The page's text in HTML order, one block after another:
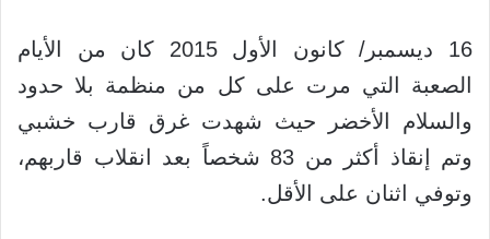
16 ديسمبر/ كانون الأول 2015 كان من الأيام
الصعبة التي مرت على كل من منظمة بلا حدود
والسلام الأخضر حيث شهدت غرق قارب خشبي
وتم إنقاذ أكثر من 83 شخصاً بعد انقلاب قاربهم،
وتوفي اثنان على الأقل.